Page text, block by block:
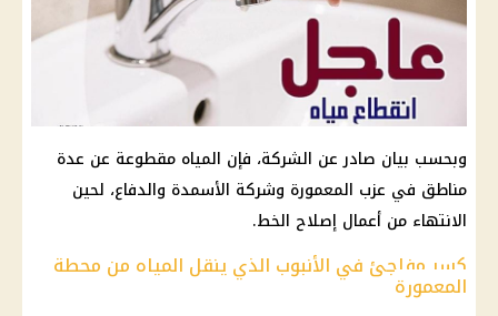
وبحسب بيان صادر عن الشركة، فإن المياه مقطوعة عن عدة
مناطق في عزب المعمورة وشركة الأسمدة والدفاع، لحين
الانتهاء من أعمال إصلاح الخط.
كسر مفاجئ في الأنبوب الذي ينقل المياه من محطة
المعمورة